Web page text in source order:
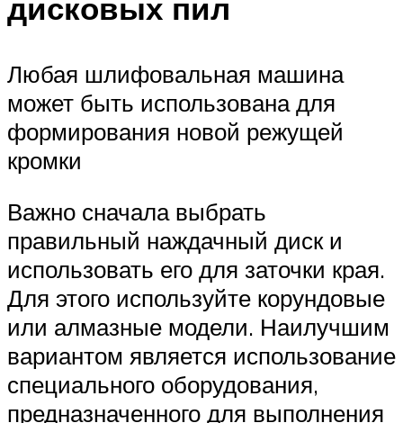
Любая шлифовальная машина
может быть использована для
формирования новой режущей
кромки
Важно сначала выбрать
правильный наждачный диск и
использовать его для заточки края.
Для этого используйте корундовые
или алмазные модели. Наилучшим
вариантом является использование
специального оборудования,
предназначенного для выполнения